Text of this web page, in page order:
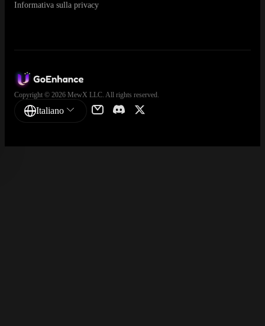
Informativa sulla privacy
Copyright © 2026 MewX LLC. All rights reserved.
Italiano